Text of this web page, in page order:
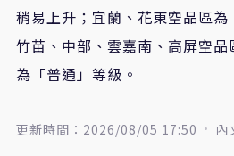
稍易上升；宜蘭、花東空品區為
竹苗、中部、雲嘉南、高屏空
為「普通」等級。
更新時間：2026/08/05 17:50 內